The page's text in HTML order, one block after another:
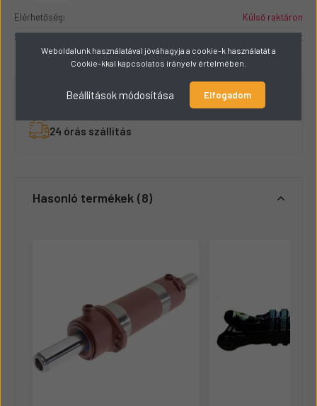
Elérhetőség:
Külső raktáron
Szállítási díj:
2.032 Ft
Nagy raktárkészlet
24 órás szállítás
Hasonló termékek 8
Weboldalunk használatával jóváhagyja a cookie-k használatát a
Cookie-kkal kapcsolatos irányelv értelmében.
Beállítások módosítása Elfogadom